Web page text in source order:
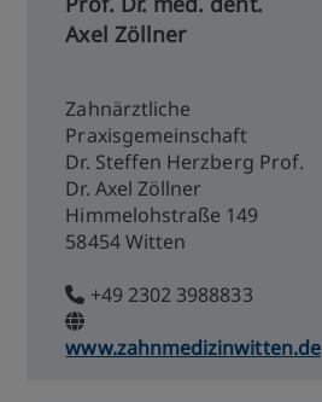
Axel Zöllner
Zahnärztliche
Praxisgemeinschaft
Dr. Steffen Herzberg Prof.
Dr. Axel Zöllner
Himmelohstraße 149
58454 Witten
+49 2302 3988833
www.zahnmedizinwitten.de